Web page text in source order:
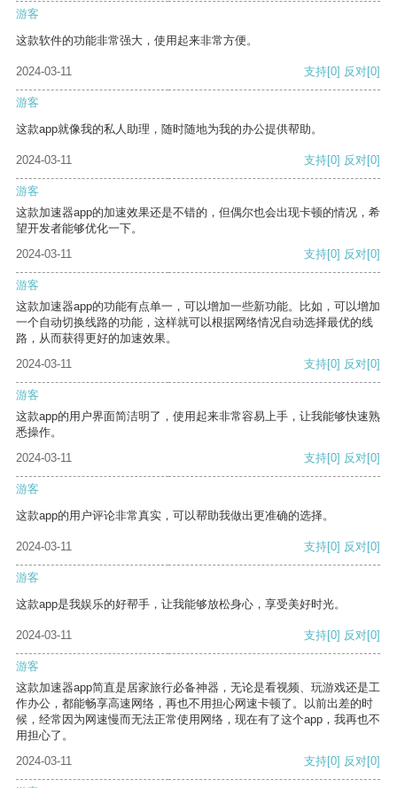
游客
这款软件的功能非常强大，使用起来非常方便。
2024-03-11 支持[0] 反对[0]
游客
这款app就像我的私人助理，随时随地为我的办公提供帮助。
2024-03-11 支持[0] 反对[0]
游客
这款加速器app的加速效果还是不错的，但偶尔也会出现卡顿的情况，希
望开发者能够优化一下。
2024-03-11
支持[0] 反对[0]
游客
这款加速器app的功能有点单一，可以增加一些新功能。比如，可以增加
一个自动切换线路的功能，这样就可以根据网络情况自动选择最优的线
路，从而获得更好的加速效果。
2024-03-11
支持[0] 反对[0]
游客
这款app的用户界面简洁明了，使用起来非常容易上手，让我能够快速熟
悉操作。
2024-03-11
支持[0] 反对[0]
游客
这款app的用户评论非常真实，可以帮助我做出更准确的选择。
2024-03-11 支持[0] 反对[0]
游客
这款app是我娱乐的好帮手，让我能够放松身心，享受美好时光。
2024-03-11 支持[0] 反对[0]
游客
这款加速器app简直是居家旅行必备神器，无论是看视频、玩游戏还是工
作办公，都能畅享高速网络，再也不用担心网速卡顿了。以前出差的时
候，经常因为网速慢而无法正常使用网络，现在有了这个app，我再也不
用担心了。
2024-03-11
支持[0] 反对[0]